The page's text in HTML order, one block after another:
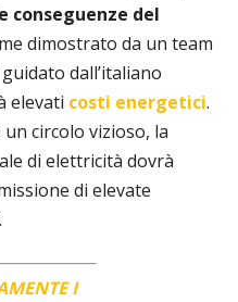
del
dimostrato da un team
dall’italiano
elevati costi energetici.
circolo vizioso, la
di elettricità dovrà
di elevate
I